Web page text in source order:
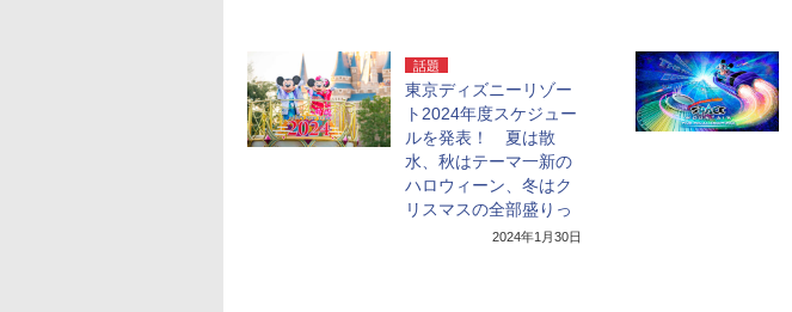
話題
東京ディズニーリゾー
ト2024年度スケジュー
ルを発表！ 夏は散
水、秋はテーマ一新の
ハロウィーン、冬はク
リスマスの全部盛りっ
2024年1月30日